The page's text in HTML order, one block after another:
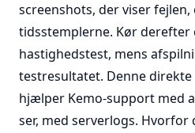
screenshots, der viser fejlen,
tidsstemplerne. Kør derefter
hastighedstest, mens
testresultatet. Denne
hjælper Kemo-support med
ser, med serverlogs. Hvorfor